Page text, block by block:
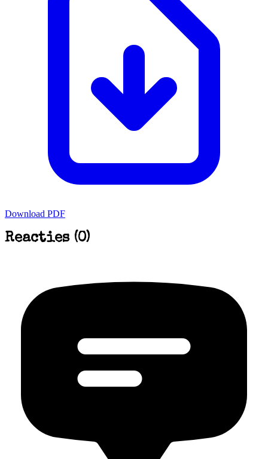
Download PDF
Reacties (0)